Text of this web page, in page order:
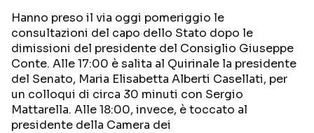
Hanno preso il via oggi pomeriggio le
consultazioni del capo dello Stato dopo le
dimissioni del presidente del Consiglio Giuseppe
Conte. Alle 17:00 è salita al Quirinale la presidente
del Senato, Maria Elisabetta Alberti Casellati, per
un colloqui di circa 30 minuti con Sergio
Mattarella. Alle 18:00, invece, è toccato al
presidente della Camera dei